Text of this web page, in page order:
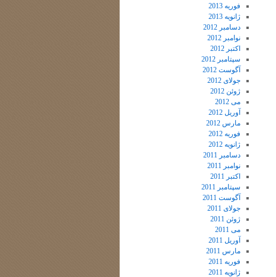
فوریه 2013
ژانویه 2013
دسامبر 2012
نوامبر 2012
اکتبر 2012
سپتامبر 2012
آگوست 2012
جولای 2012
ژوئن 2012
می 2012
آوریل 2012
مارس 2012
فوریه 2012
ژانویه 2012
دسامبر 2011
نوامبر 2011
اکتبر 2011
سپتامبر 2011
آگوست 2011
جولای 2011
ژوئن 2011
می 2011
آوریل 2011
مارس 2011
فوریه 2011
ژانویه 2011